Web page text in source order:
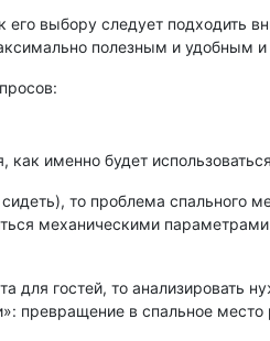
выбору следует подходить
полезным и удобным
именно будет
то проблема спального
механическими
для гостей, то
превращение в спальное